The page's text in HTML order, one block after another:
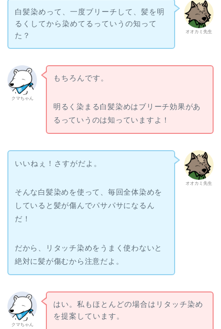
オオカミ先生
白髪染めって、一度ブリーチして、髪を明
るくしてから染めてるっていうの知って
た？
クマちゃん
もちろんです。
明るく染まる白髪染めはブリーチ効果があ
るっていうのは知っていますよ！
オオカミ先生
いいねぇ！さすがだよ。
そんな白髪染めを使って、毎回全体染めを
していると髪が傷んでパサパサになるん
だ！
だから、リタッチ染めをうまく使わないと
絶対に髪が傷むから注意だよ。
クマちゃん
はい。私もほとんどの場合はリタッチ染め
を提案しています。